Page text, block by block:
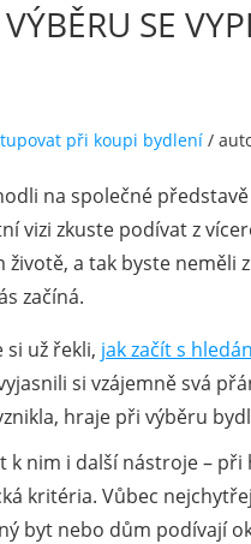
VÝBĚRU SE
při koupi bydlení /
na společné
vizi zkuste podívat z
životě, a tak byste
začíná.
už řekli, jak začít s
si vzájemně svá
hraje při výběru
nim i další nástroje –
kritéria. Vůbec
byt nebo dům podívají